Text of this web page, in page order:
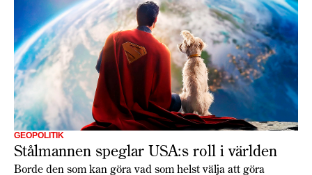
GEOPOLITIK
Stålmannen speglar USA:s roll i världen
Borde den som kan göra vad som helst välja att göra